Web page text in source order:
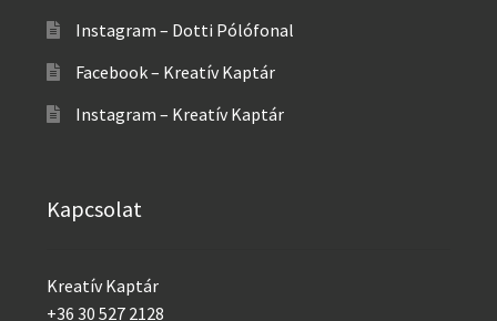
Instagram – Dotti Pólófonal
Facebook – Kreatív Kaptár
Instagram – Kreatív Kaptár
Kapcsolat
Kreatív Kaptár
+36 30 527 2128